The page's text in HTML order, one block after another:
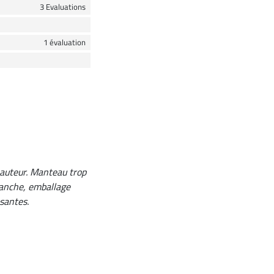
3 Evaluations
1 évaluation
Manteau trop
emballage